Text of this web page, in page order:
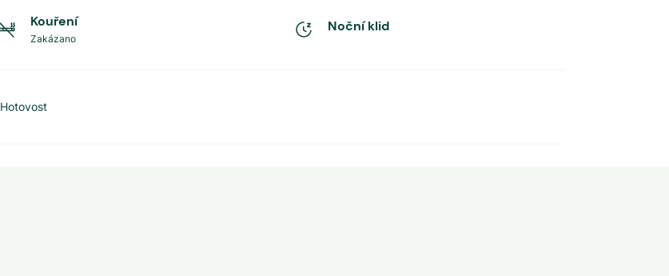
Kouření
Zakázano
Noční klid
Hotovost